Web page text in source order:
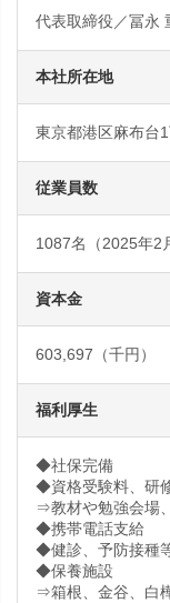
代表取締役／冨永
本社所在地
東京都港区麻布台
従業員数
1087名（2025年2
資本金
603,697（千円）
福利厚生
◆社保完備
◆資格受験料、研
⇒教材や勉強会場
◆携帯電話支給
◆健診、予防接種
◆保養施設
⇒箱根、金谷、白